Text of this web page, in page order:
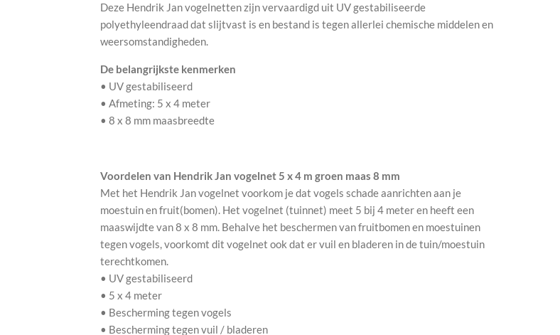
Deze Hendrik Jan vogelnetten zijn vervaardigd uit UV gestabiliseerde
polyethyleendraad dat slijtvast is en bestand is tegen allerlei chemische middelen en
weersomstandigheden.
De belangrijkste kenmerken
• UV gestabiliseerd
• Afmeting: 5 x 4 meter
• 8 x 8 mm maasbreedte
Voordelen van Hendrik Jan vogelnet 5 x 4 m groen maas 8 mm
Met het Hendrik Jan vogelnet voorkom je dat vogels schade aanrichten aan je
moestuin en fruit(bomen). Het vogelnet (tuinnet) meet 5 bij 4 meter en heeft een
maaswijdte van 8 x 8 mm. Behalve het beschermen van fruitbomen en moestuinen
tegen vogels, voorkomt dit vogelnet ook dat er vuil en bladeren in de tuin/moestuin
terechtkomen.
• UV gestabiliseerd
• 5 x 4 meter
• Bescherming tegen vogels
• Bescherming tegen vuil / bladeren